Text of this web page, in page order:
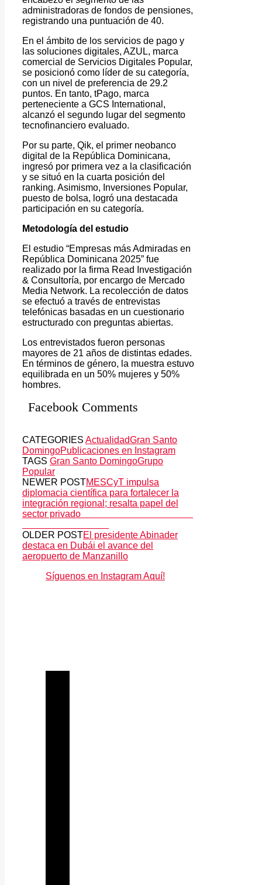
administradoras de fondos de pensiones,
registrando una puntuación de 40.
En el ámbito de los servicios de pago y
las soluciones digitales, AZUL, marca
comercial de Servicios Digitales Popular,
se posicionó como líder de su categoría,
con un nivel de preferencia de 29.2
puntos. En tanto, tPago, marca
perteneciente a GCS International,
alcanzó el segundo lugar del segmento
tecnofinanciero evaluado.
Por su parte, Qik, el primer neobanco
digital de la República Dominicana,
ingresó por primera vez a la clasificación
y se situó en la cuarta posición del
ranking. Asimismo, Inversiones Popular,
puesto de bolsa, logró una destacada
participación en su categoría.
Metodología del estudio
El estudio “Empresas más Admiradas en
República Dominicana 2025” fue
realizado por la firma Read Investigación
& Consultoría, por encargo de Mercado
Media Network. La recolección de datos
se efectuó a través de entrevistas
telefónicas basadas en un cuestionario
estructurado con preguntas abiertas.
Los entrevistados fueron personas
mayores de 21 años de distintas edades.
En términos de género, la muestra estuvo
equilibrada en un 50% mujeres y 50%
hombres.
Facebook Comments
CATEGORIES ActualidadGran Santo
DomingoPublicaciones en Instagram
TAGS Gran Santo DomingoGrupo
Popular
NEWER POSTMESCyT impulsa
diplomacia científica para fortalecer la
integración regional; resalta papel del
sector privado
OLDER POSTEl presidente Abinader
destaca en Dubái el avance del
aeropuerto de Manzanillo
Síguenos en Instagram Aquí!